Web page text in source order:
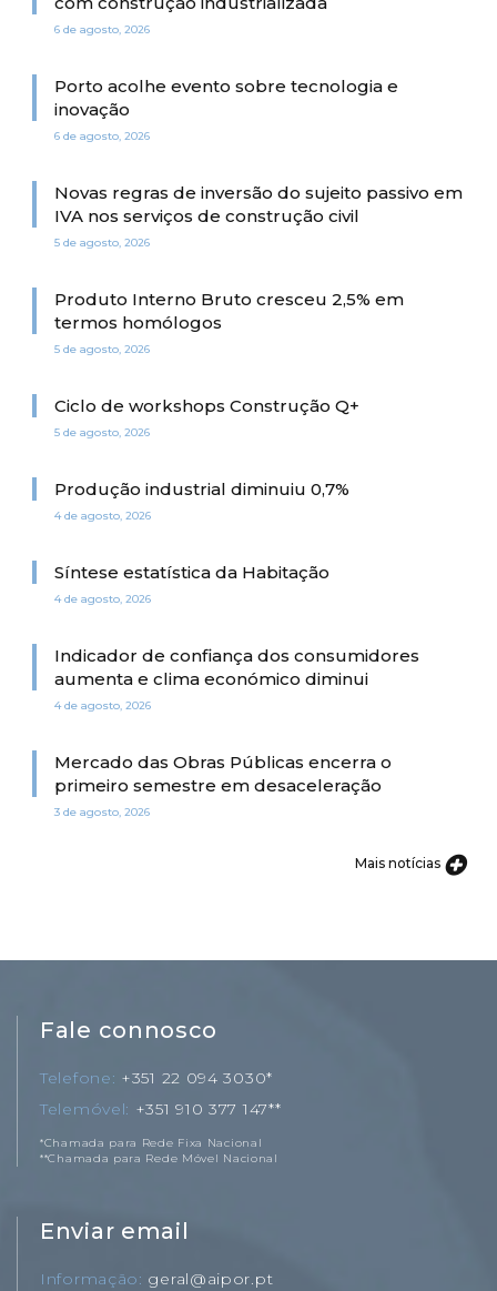
6 de agosto, 2026
Porto acolhe evento sobre tecnologia e
inovação
6 de agosto, 2026
Novas regras de inversão do sujeito passivo em
IVA nos serviços de construção civil
5 de agosto, 2026
Produto Interno Bruto cresceu 2,5% em
termos homólogos
5 de agosto, 2026
Ciclo de workshops Construção Q+
5 de agosto, 2026
Produção industrial diminuiu 0,7%
4 de agosto, 2026
Síntese estatística da Habitação
4 de agosto, 2026
Indicador de confiança dos consumidores
aumenta e clima económico diminui
4 de agosto, 2026
Mercado das Obras Públicas encerra o
primeiro semestre em desaceleração
3 de agosto, 2026
Mais notícias
Fale connosco
Telefone
+351 22 094 3030*
Telemóvel
+351 910 377 147**
*Chamada para Rede Fixa Nacional
**Chamada para Rede Móvel Nacional
Enviar email
Informação geral@aipor.pt